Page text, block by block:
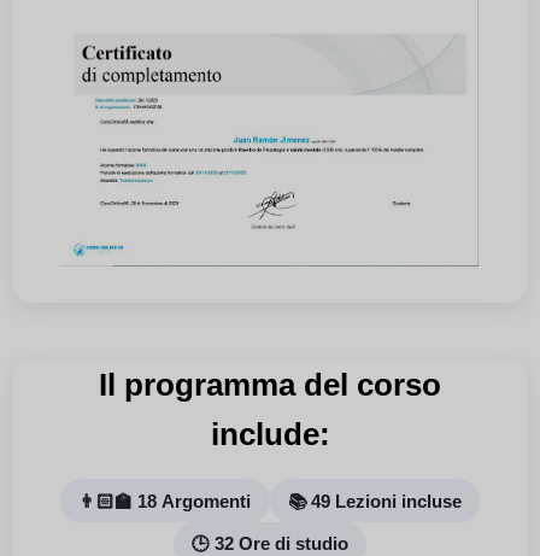
Il programma del corso
include:
👨🏻‍🏫 18 Argomenti 📚 49 Lezioni incluse
🕒 32 Ore di studio